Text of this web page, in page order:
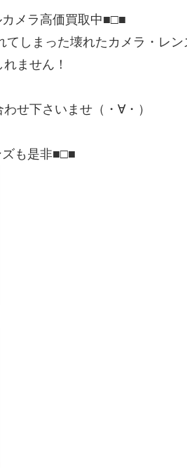
メラ高価買取中■□■
しまった壊れたカメラ・レン
ません！
せ下さいませ（・∀・）
も是非■□■